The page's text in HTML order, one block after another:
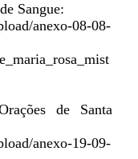
Sangue:
anexo-08-08-
de Santa
anexo-19-09-